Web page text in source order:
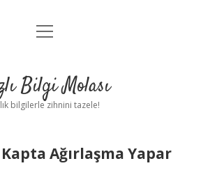
Anasayfa
Yasal Uyarı
menüyü
Bilgi Molası
bilgilerle zihnini tazele!
Ağırlaşma Yapar